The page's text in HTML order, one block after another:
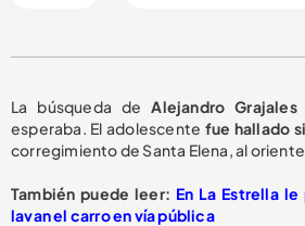
La búsqueda deAlejandro Grajales
esperaba. El adolescente fue hallado
corregimiento de Santa Elena, al
También puede leer: En La Estrella
lavan el carro en vía pública